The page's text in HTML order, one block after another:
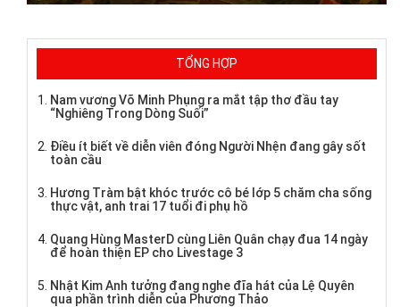
TỔNG HỢP
Nam vương Võ Minh Phụng ra mắt tập thơ đầu tay
“Nghiêng Trong Dòng Suối”
Điều ít biết về diễn viên đóng Người Nhện đang gây sốt
toàn cầu
Hương Tràm bật khóc trước cô bé lớp 5 chăm cha sống
thực vật, anh trai 17 tuổi đi phụ hồ
Quang Hùng MasterD cùng Liên Quân chạy đua 14 ngày
để hoàn thiện EP cho Livestage 3
Nhật Kim Anh tưởng đang nghe đĩa hát của Lệ Quyên
qua phần trình diễn của Phương Thảo